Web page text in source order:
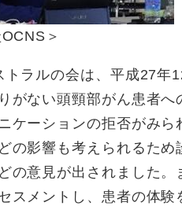
＞
トラルの会は、平成27年
がない頭頸部がん患者
ケーションの拒否がみ
の影響も考えられるた
の意見が出されました
スメントし、患者の体